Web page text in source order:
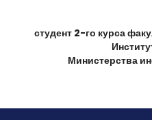
студент 2-го курса
Министерства